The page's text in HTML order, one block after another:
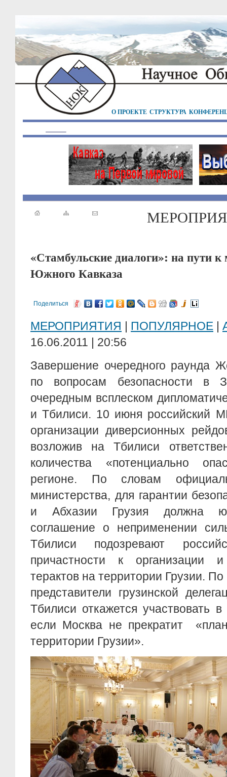
О ПРОЕКТЕ СТРУКТУРА
«Стамбульские диалоги»: на пути
Южного Кавказа
Поделиться
МЕРОПРИЯТИЯ | ПОПУЛЯРНОЕ |
16.06.2011 | 20:56
Завершение очередного раунда
по вопросам безопасности в
очередным всплеском
и Тбилиси. 10 июня российский
организации диверсионных
возложив на Тбилиси
количества «потенциально
регионе. По словам
министерства, для гарантии
и Абхазии Грузия должна
соглашение о неприменении
Тбилиси подозревают
причастности к организации
терактов на территории Грузии.
представители грузинской
Тбилиси откажется участвовать
если Москва не прекратит
территории Грузии».